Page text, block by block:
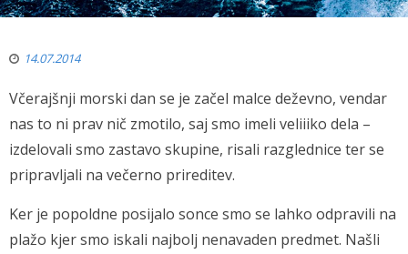
14.07.2014
Včerajšnji morski dan se je začel malce deževno, vendar
nas to ni prav nič zmotilo, saj smo imeli veliiiko dela –
izdelovali smo zastavo skupine, risali razglednice ter se
pripravljali na večerno prireditev.
Ker je popoldne posijalo sonce smo se lahko odpravili na
plažo kjer smo iskali najbolj nenavaden predmet. Našli